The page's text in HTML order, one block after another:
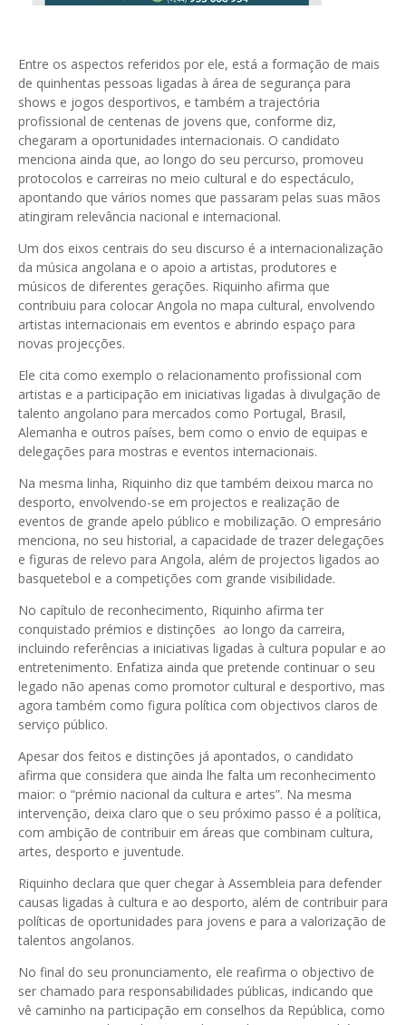
Entre os aspectos referidos por ele, está a formação de mais
de quinhentas pessoas ligadas à área de segurança para
shows e jogos desportivos, e também a trajectória
profissional de centenas de jovens que, conforme diz,
chegaram a oportunidades internacionais. O candidato
menciona ainda que, ao longo do seu percurso, promoveu
protocolos e carreiras no meio cultural e do espectáculo,
apontando que vários nomes que passaram pelas suas mãos
atingiram relevância nacional e internacional.
Um dos eixos centrais do seu discurso é a internacionalização
da música angolana e o apoio a artistas, produtores e
músicos de diferentes gerações. Riquinho afirma que
contribuiu para colocar Angola no mapa cultural, envolvendo
artistas internacionais em eventos e abrindo espaço para
novas projecções.
Ele cita como exemplo o relacionamento profissional com
artistas e a participação em iniciativas ligadas à divulgação de
talento angolano para mercados como Portugal, Brasil,
Alemanha e outros países, bem como o envio de equipas e
delegações para mostras e eventos internacionais.
Na mesma linha, Riquinho diz que também deixou marca no
desporto, envolvendo-se em projectos e realização de
eventos de grande apelo público e mobilização. O empresário
menciona, no seu historial, a capacidade de trazer delegações
e figuras de relevo para Angola, além de projectos ligados ao
basquetebol e a competições com grande visibilidade.
No capítulo de reconhecimento, Riquinho afirma ter
conquistado prémios e distinções ao longo da carreira,
incluindo referências a iniciativas ligadas à cultura popular e ao
entretenimento. Enfatiza ainda que pretende continuar o seu
legado não apenas como promotor cultural e desportivo, mas
agora também como figura política com objectivos claros de
serviço público.
Apesar dos feitos e distinções já apontados, o candidato
afirma que considera que ainda lhe falta um reconhecimento
maior: o “prémio nacional da cultura e artes”. Na mesma
intervenção, deixa claro que o seu próximo passo é a política,
com ambição de contribuir em áreas que combinam cultura,
artes, desporto e juventude.
Riquinho declara que quer chegar à Assembleia para defender
causas ligadas à cultura e ao desporto, além de contribuir para
políticas de oportunidades para jovens e para a valorização de
talentos angolanos.
No final do seu pronunciamento, ele reafirma o objectivo de
ser chamado para responsabilidades públicas, indicando que
vê caminho na participação em conselhos da República, como